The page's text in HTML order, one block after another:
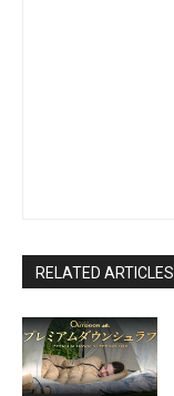
RELATED ARTICLES